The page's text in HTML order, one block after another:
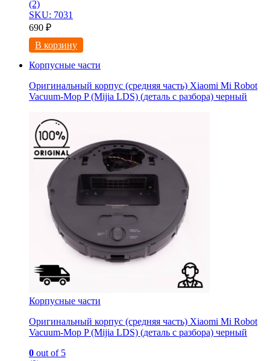
(2)
SKU: 7031
690 ₽
В корзину
Корпусные части
Оригинальный корпус (средняя часть) Xiaomi Mi Robot
Vacuum-Mop P (Mijia LDS) (деталь с разбора) черный
Корпусные части
Оригинальный корпус (средняя часть) Xiaomi Mi Robot
Vacuum-Mop P (Mijia LDS) (деталь с разбора) черный
0 out of 5